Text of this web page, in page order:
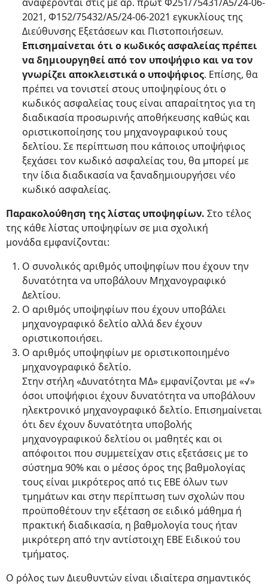
2021, Φ152/75432/Α5/24-06-2021 εγκυκλίους της
Διεύθυνσης Εξετάσεων και Πιστοποιήσεων.
Επισημαίνεται ότι ο κωδικός ασφαλείας πρέπει
να δημιουργηθεί από τον υποψήφιο και να τον
γνωρίζει αποκλειστικά ο υποψήφιος. Επίσης, θα
πρέπει να τονιστεί στους υποψηφίους ότι ο
κωδικός ασφαλείας τους είναι απαραίτητος για τη
διαδικασία προσωρινής αποθήκευσης καθώς και
οριστικοποίησης του μηχανογραφικού τους
δελτίου. Σε περίπτωση που κάποιος υποψήφιος
ξεχάσει τον κωδικό ασφαλείας του, θα μπορεί με
την ίδια διαδικασία να ξαναδημιουργήσει νέο
κωδικό ασφαλείας.
Παρακολούθηση της λίστας υποψηφίων. Στο τέλος
της κάθε λίστας υποψηφίων σε μια σχολική
μονάδα εμφανίζονται:
Ο συνολικός αριθμός υποψηφίων που έχουν την
δυνατότητα να υποβάλουν Μηχανογραφικό
Δελτίου.
Ο αριθμός υποψηφίων που έχουν υποβάλει
μηχανογραφικό δελτίο αλλά δεν έχουν
οριστικοποιήσει.
Ο αριθμός υποψηφίων με οριστικοποιημένο
μηχανογραφικό δελτίο.
Στην στήλη «Δυνατότητα ΜΔ» εμφανίζονται με «√»
όσοι υποψήφιοι έχουν δυνατότητα να υποβάλουν
ηλεκτρονικό μηχανογραφικό δελτίο. Επισημαίνεται
ότι δεν έχουν δυνατότητα υποβολής
μηχανογραφικού δελτίου οι μαθητές και οι
απόφοιτοι που συμμετείχαν στις εξετάσεις με το
σύστημα 90% και ο μέσος όρος της βαθμολογίας
τους είναι μικρότερος από τις ΕΒΕ όλων των
τμημάτων και στην περίπτωση των σχολών που
προϋποθέτουν την εξέταση σε ειδικό μάθημα ή
πρακτική διαδικασία, η βαθμολογία τους ήταν
μικρότερη από την αντίστοιχη ΕΒΕ Ειδικού του
τμήματος.
Ο ρόλος των Διευθυντών είναι ιδιαίτερα σημαντικός